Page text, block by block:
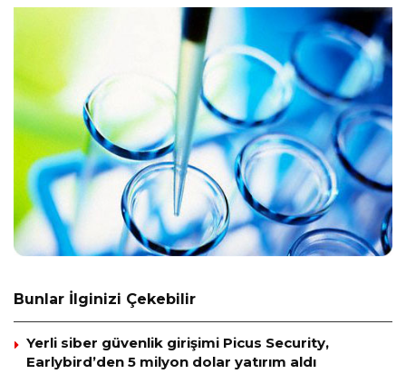
Bunlar İlginizi Çekebilir
Yerli siber güvenlik girişimi Picus Security,
Earlybird’den 5 milyon dolar yatırım aldı